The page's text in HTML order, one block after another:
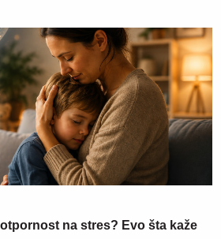
na stres? Evo šta kaže